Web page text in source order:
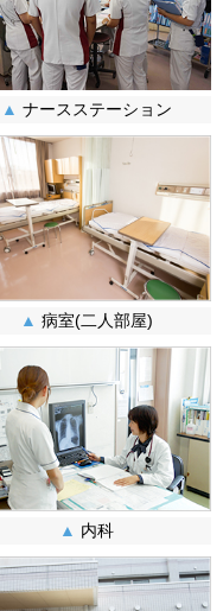
▲ ナースステーション
▲ 病室(二人部屋)
▲ 内科